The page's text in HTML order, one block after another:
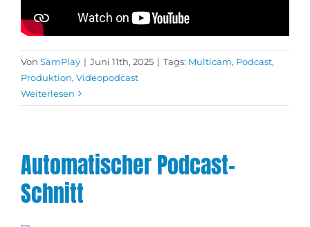
Von SamPlay | Juni 11th, 2025 | Tags: Multicam, Podcast,
Produktion, Videopodcast
Weiterlesen
Automatischer Podcast-
Schnitt